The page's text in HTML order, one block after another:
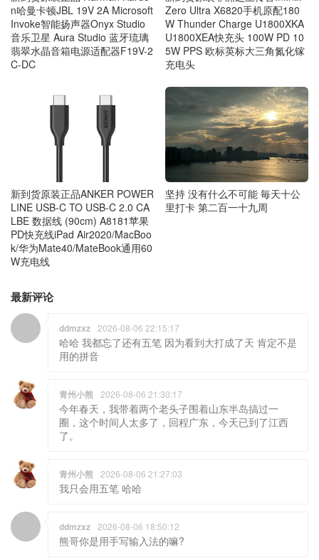
n哈曼卡顿JBL 19V 2A Microsoft
Invoke智能扬声器Onyx Studio
音乐卫星 Aura Studio 蓝牙琉璃
翡翠水晶音箱电源适配器F19V-2
C-DC
Zero Ultra X6820手机原配180
W Thunder Charge U1800XKA
U1800XEA快充头 100W PD 10
5W PPS 欧标英标大三角氮化镓
充电头
新到货原装正品ANKER POWER
LINE USB-C TO USB-C 2.0 CA
LBE 数据线 (90cm) A8181苹果
PD快充线iPad Air2020/MacBoo
k/华为Mate40/MateBook通用60
W充电线
坚持 没有什么不可能 毎天十公
里打卡 第二百一十九周
最新评论
ddmzxz 2026-08-06 22:15:17
哈哈 我都忘了还有五笔 因为看到大打成了天 肯定不是
用的拼音
青州小熊 2026-08-06 21:30:17
今年春天，我带着两个老头子围着山东半岛搞过一
圈，这个时间人太多了，回程广东，今天已到了江西
了。
青州小熊 2026-08-06 21:27:03
我只会用五笔 哈哈
ddmzxz 2026-08-06 18:50:12
熊哥你是用手写输入法的嘛?